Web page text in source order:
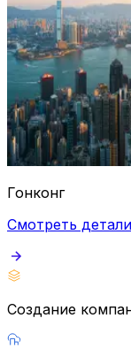
Гонконг
Смотреть детали
Создание